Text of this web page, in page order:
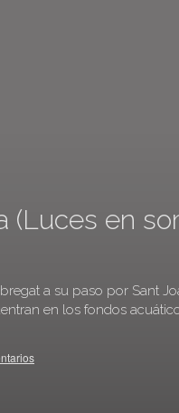
(Luces en
a su paso por Sant
en los fondos